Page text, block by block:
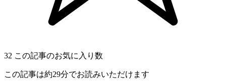
32 この記事のお気に入り数
この記事は約29分でお読みいただけます